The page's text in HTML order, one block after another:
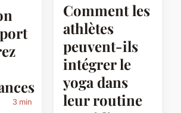
3 min
Comment les
athlètes
peuvent-ils
intégrer le
yoga dans
leur routine